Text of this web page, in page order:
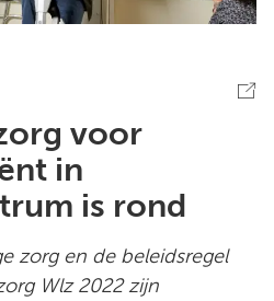
voor
in
is rond
zorg en de beleidsregel
Wlz 2022 zijn